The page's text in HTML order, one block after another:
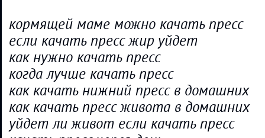
кормящей маме можно качать пресс
если качать пресс жир уйдет
как нужно качать пресс
когда лучше качать пресс
как качать нижний пресс в домашних
как качать пресс живота в домашних
уйдет ли живот если качать пресс